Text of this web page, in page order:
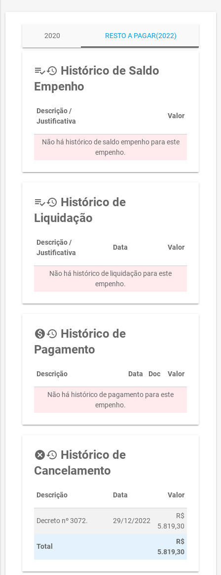
2020 RESTO A PAGAR(2022)
playlist_add_checkhistory Histórico de Saldo
Empenho
Descrição /
Justificativa
Valor
Não há histórico de saldo empenho para este
empenho.
playlist_add_checkhistory Histórico de
Liquidação
Descrição /
Justificativa
Data Valor
Não há histórico de liquidação para este
empenho.
monetization_onhistory Histórico de
Pagamento
Descrição Data Doc Valor
Não há histórico de pagamento para este
empenho.
cancelhistory Histórico de
Cancelamento
Descrição Data Valor
Decreto nº 3072. 29/12/2022
R$
5.819,30
Total
R$
5.819,30